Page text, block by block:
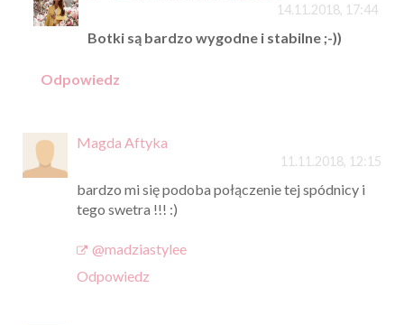
14.11.2018, 17:44
Botki są bardzo wygodne i stabilne ;-))
Odpowiedz
Magda Aftyka
11.11.2018, 12:15
bardzo mi się podoba połączenie tej spódnicy i
tego swetra !!! :)
@madziastylee
Odpowiedz